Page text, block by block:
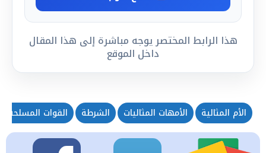
هذا الرابط المختصر يوجه مباشرة إلى هذا المقال
داخل الموقع
الأم المثالية الأمهات المثاليات الشرطة القوات المسلحة